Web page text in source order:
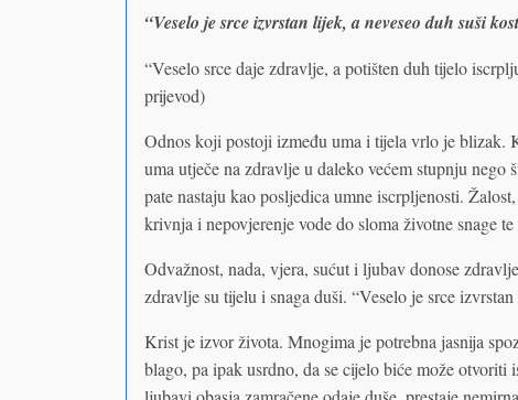
“Veselo je srce izvrstan lijek, a neveseo duh suši
“Veselo srce daje zdravlje, a potišten duh tijelo
prijevod)
Odnos koji postoji između uma i tijela vrlo je blizak.
uma utječe na zdravlje u daleko većem stupnju
pate nastaju kao posljedica umne iscrpljenosti.
krivnja i nepovjerenje vode do sloma životne snage
Odvažnost, nada, vjera, sućut i ljubav donose
zdravlje su tijelu i snaga duši. “Veselo je srce
Krist je izvor života. Mnogima je potrebna jasnija
blago, pa ipak usrdno, da se cijelo biće može